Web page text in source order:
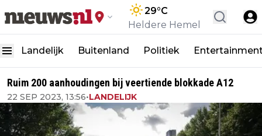
29°C
Heldere Hemel
Landelijk Buitenland Politiek
Ruim 200 aanhoudingen bij veertiende blokkade A12
22 SEP 2023, 13:56•LANDELIJK